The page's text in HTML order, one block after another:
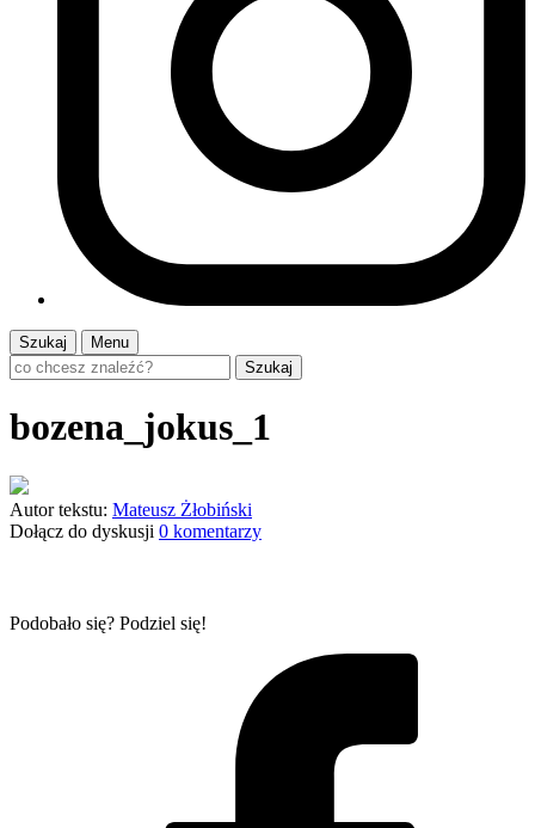
Szukaj
Menu
Szukaj
bozena_jokus_1
Autor tekstu: Mateusz Żłobiński
Dołącz do dyskusji 0 komentarzy
Podobało się? Podziel się!